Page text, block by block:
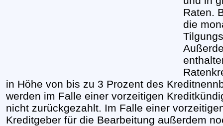
Raten.
die
in Höhe von bis zu 3 Prozent des
werden im Falle einer vorzeitigen
nicht zurückgezahlt. Im Falle einer
Kreditgeber für die Bearbeitung außerdem